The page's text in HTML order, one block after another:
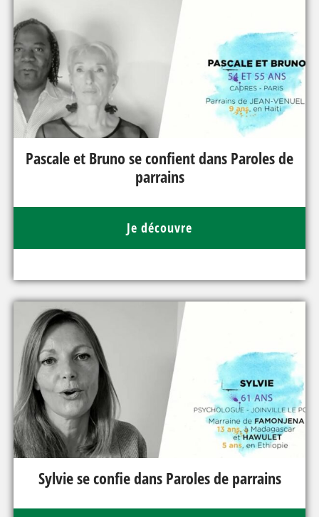
Pascale et Bruno se confient dans Paroles de
parrains
Je découvre
Sylvie se confie dans Paroles de parrains